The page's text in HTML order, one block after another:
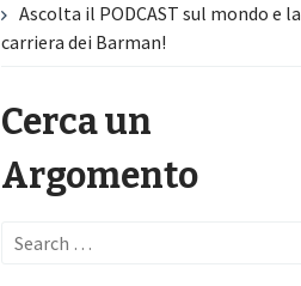
Ascolta il PODCAST sul mondo e la
carriera dei Barman!
Cerca un
Argomento
Search